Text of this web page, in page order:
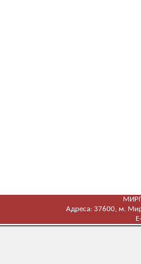
Адреса: 37600, м.